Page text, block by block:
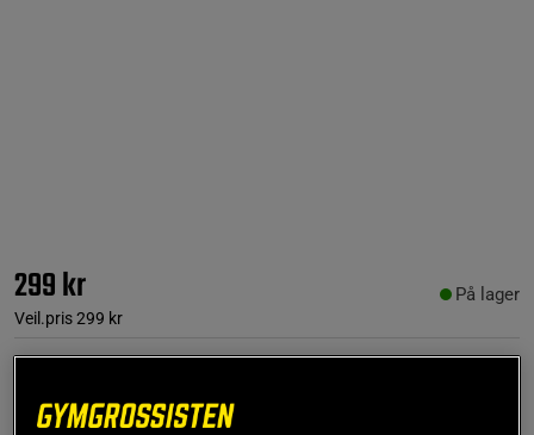
299 kr
Veil.pris299 kr
På lager